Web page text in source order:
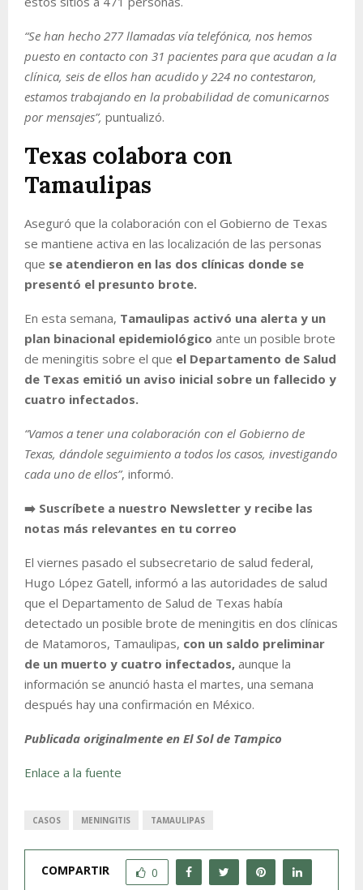
“Se han hecho 277 llamadas vía telefónica, nos hemos
puesto en contacto con 31 pacientes para que acudan a la
clínica, seis de ellos han acudido y 224 no contestaron,
estamos trabajando en la probabilidad de comunicarnos
por mensajes”, puntualizó.
Texas colabora con
Tamaulipas
Aseguró que la colaboración con el Gobierno de Texas
se mantiene activa en las localización de las personas
que se atendieron en las dos clínicas donde se
presentó el presunto brote.
En esta semana, Tamaulipas activó una alerta y un
plan binacional epidemiológico ante un posible brote
de meningitis sobre el que el Departamento de Salud
de Texas emitió un aviso inicial sobre un fallecido y
cuatro infectados.
“Vamos a tener una colaboración con el Gobierno de
Texas, dándole seguimiento a todos los casos, investigando
cada uno de ellos”, informó.
➡️ Suscríbete a nuestro Newsletter y recibe las
notas más relevantes en tu correo
El viernes pasado el subsecretario de salud federal,
Hugo López Gatell, informó a las autoridades de salud
que el Departamento de Salud de Texas había
detectado un posible brote de meningitis en dos clínicas
de Matamoros, Tamaulipas, con un saldo preliminar
de un muerto y cuatro infectados, aunque la
información se anunció hasta el martes, una semana
después hay una confirmación en México.
Publicada originalmente en El Sol de Tampico
Enlace a la fuente
CASOS MENINGITIS TAMAULIPAS
COMPARTIR 0